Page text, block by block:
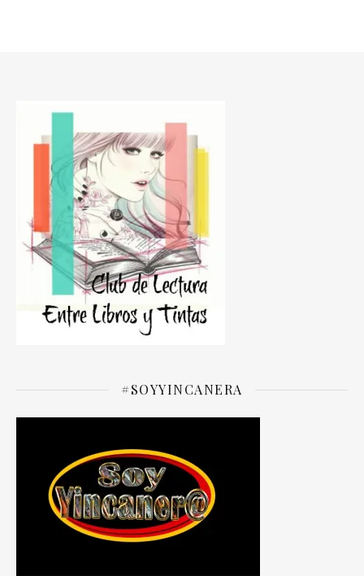
#SOYYINCANERA